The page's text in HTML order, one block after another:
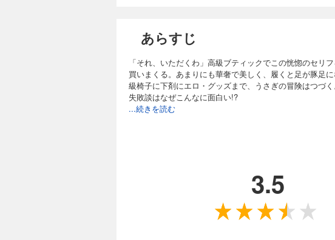
あらすじ
「それ、いただくわ」高級ブティックでこの恍惚のセリ
買いまくる。あまりにも華奢で美しく、履くと足が豚足
級椅子に下剤にエロ・グッズまで、うさぎの冒険はつ
失敗談はなぜこんなに面白い!?
...続きを読む
3.5